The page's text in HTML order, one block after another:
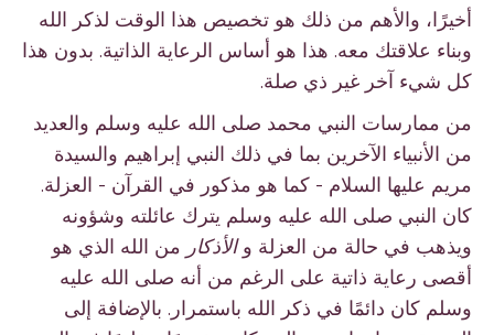
أخيرًا، والأهم من ذلك هو تخصيص هذا الوقت لذكر الله
وبناء علاقتك معه. هذا هو أساس الرعاية الذاتية. بدون هذا
كل شيء آخر غير ذي صلة.
من ممارسات النبي محمد صلى الله عليه وسلم والعديد
من الأنبياء الآخرين بما في ذلك النبي إبراهيم والسيدة
مريم عليها السلام - كما هو مذكور في القرآن - العزلة.
كان النبي صلى الله عليه وسلم يترك عائلته وشؤونه
ويذهب في حالة من العزلة و الأذكارمن الله الذي هو
أقصى رعاية ذاتية على الرغم من أنه صلى الله عليه
وسلم كان دائمًا في ذكر الله باستمرار. بالإضافة إلى